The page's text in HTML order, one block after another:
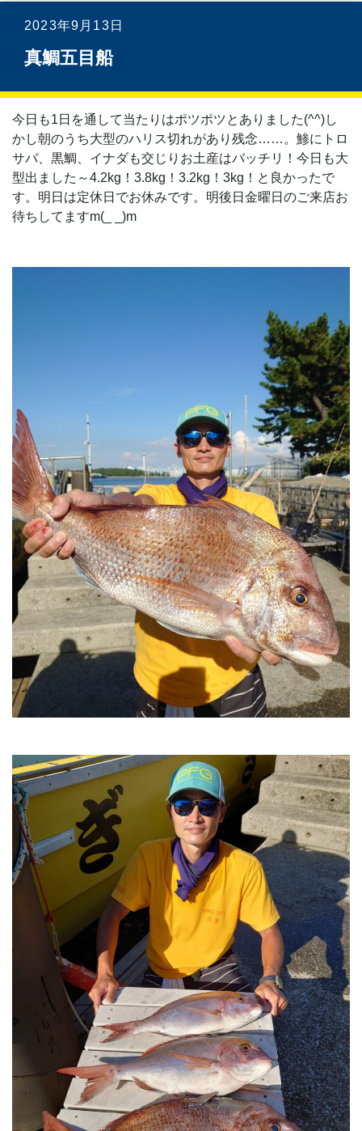
2023年9月13日
真鯛五目船
今日も1日を通して当たりはポツポツとありました(⁠^⁠^⁠)し
かし朝のうち大型のハリス切れがあり残念……。鯵にトロ
サバ、黒鯛、イナダも交じりお土産はバッチリ！今日も大
型出ました～4.2kg！3.8kg！3.2kg！3kg！と良かったで
す。明日は定休日でお休みです。明後日金曜日のご来店お
待ちしてますm(_ _)m